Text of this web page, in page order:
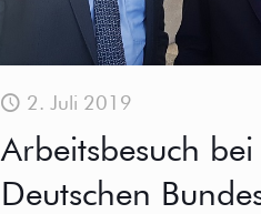
2. Juli 2019
Arbeitsbesuch
Deutschen